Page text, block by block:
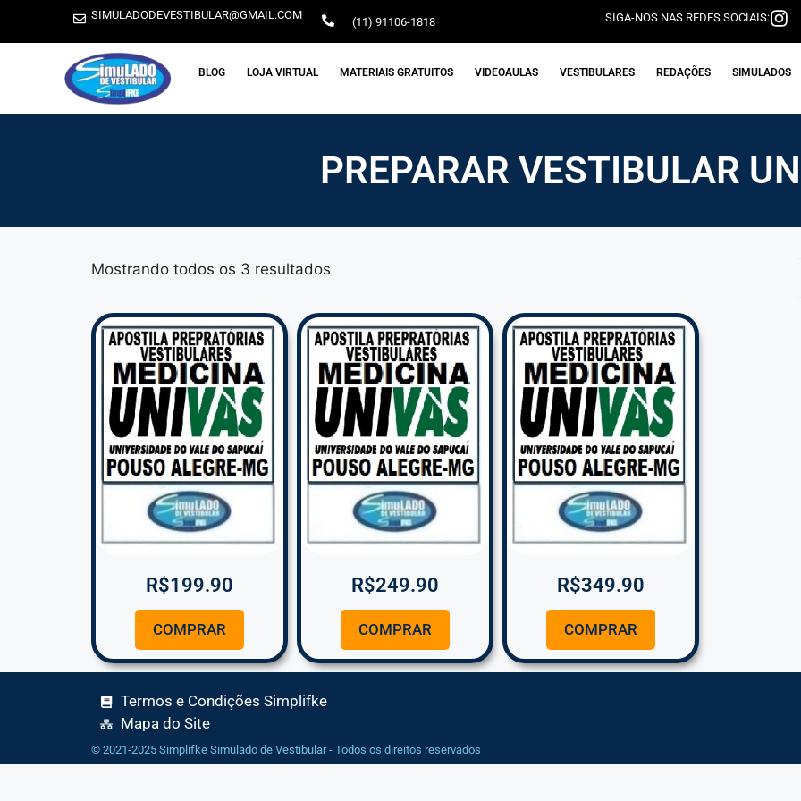
SIMULADODEVESTIBULAR@GMAIL.COM (11) 91106-1818 SIGA-NOS NAS REDES SOCIAIS:
BLOG LOJA VIRTUAL MATERIAIS GRATUITOS VIDEOAULAS VESTIBULARES REDAÇÕES SIMULADOS
PREPARAR VESTIBULAR
Mostrando todos os 3 resultados
R$199.90
COMPRAR
R$249.90
COMPRAR
R$349.90
COMPRAR
Termos e Condições Simplifke
Mapa do Site
© 2021-2025 Simplifke Simulado de Vestibular - Todos os direitos reservados